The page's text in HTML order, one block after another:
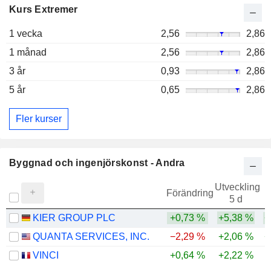
Kurs Extremer
1 vecka 2,56
2,86
1 månad
2,56
2,86
3 år
0,93
2,86
5 år
0,65 2,86
Fler kurser
Byggnad och ingenjörskonst - Andra
Förändring
Utveckling
5 d
KIER GROUP PLC +0,73 % +5,38 %
QUANTA SERVICES, INC.
−2,29 % +2,06 %
VINCI
+0,64 % +2,22 %